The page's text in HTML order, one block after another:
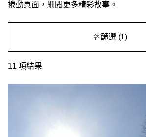
捲動頁面，細閱更多精彩故事。
篩選(1)
11 項結果